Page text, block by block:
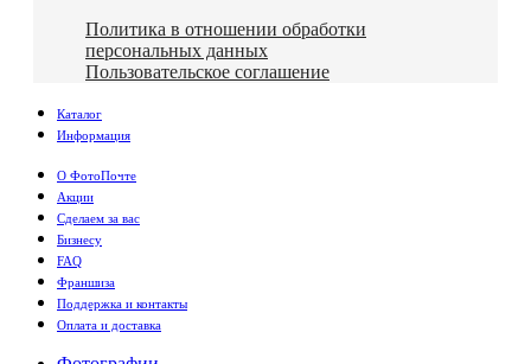
Политика в отношении обработки
персональных данных
Пользовательское соглашение
Каталог
Информация
О ФотоПочте
Акции
Сделаем за вас
Бизнесу
FAQ
Франшиза
Поддержка и контакты
Оплата и доставка